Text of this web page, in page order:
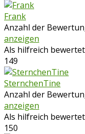
Frank
Anzahl der
anzeigen
Als hilfreich
149
SternchenTine
Anzahl der
anzeigen
Als hilfreich
150